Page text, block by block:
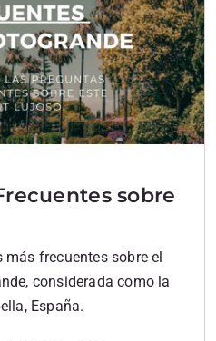
sobre
frecuentes sobre el
considerada como la
España.